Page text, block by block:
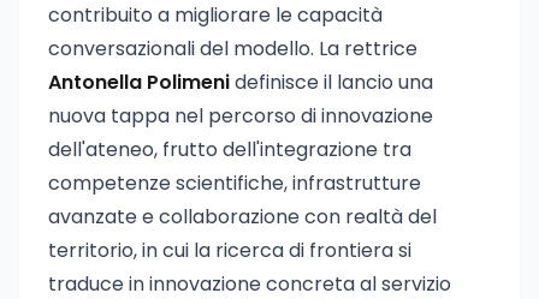
contribuito a migliorare le capacità
conversazionali del modello. La rettrice
Antonella Polimenidefinisce il lancio una
nuova tappa nel percorso di innovazione
dell'ateneo, frutto dell'integrazione tra
competenze scientifiche, infrastrutture
avanzate e collaborazione con realtà del
territorio, in cui la ricerca di frontiera si
traduce in innovazione concreta al servizio